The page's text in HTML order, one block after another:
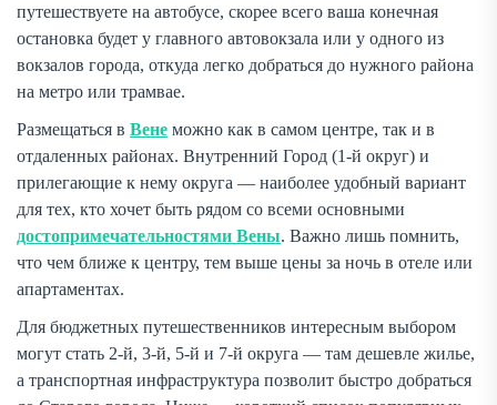
путешествуете на автобусе, скорее всего ваша конечная
остановка будет у главного автовокзала или у одного из
вокзалов города, откуда легко добраться до нужного района
на метро или трамвае.
Размещаться в Вене можно как в самом центре, так и в
отдаленных районах. Внутренний Город (1-й округ) и
прилегающие к нему округа — наиболее удобный вариант
для тех, кто хочет быть рядом со всеми основными
достопримечательностями Вены. Важно лишь помнить,
что чем ближе к центру, тем выше цены за ночь в отеле или
апартаментах.
Для бюджетных путешественников интересным выбором
могут стать 2-й, 3-й, 5-й и 7-й округа — там дешевле жилье,
а транспортная инфраструктура позволит быстро добраться